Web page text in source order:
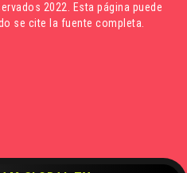
2022. Esta página puede
se cite la fuente completa.